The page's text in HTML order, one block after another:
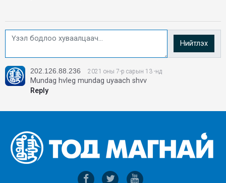
Нийтлэх
202.126.88.236 2021 оны 7-р сарын 13 -нд
Mundag hvleg mundag uyaach shvv
Reply